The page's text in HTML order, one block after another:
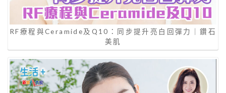
RF療程與Ceramide及Q10：同步提升亮白回彈力｜鑽石
美肌